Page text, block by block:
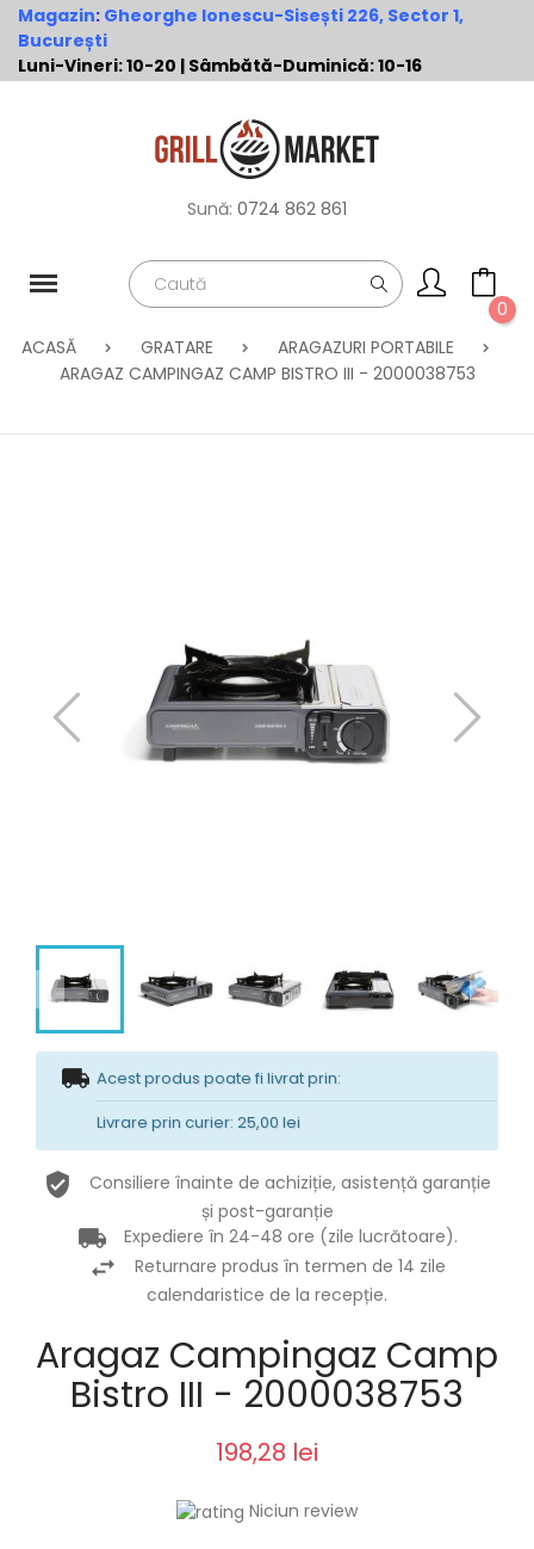
Magazin: Gheorghe Ionescu-Sisești 226, Sector 1,
București
Luni-Vineri: 10-20 | Sâmbătă-Duminică: 10-16
Sună: 0724 862 861
0
ACASĂ
GRATARE
ARAGAZURI PORTABILE
ARAGAZ CAMPINGAZ CAMP BISTRO III - 2000038753
Acest produs poate fi livrat prin:
Livrare prin curier: 25,00 lei
Consiliere înainte de achiziție, asistență garanție
și post-garanție
Expediere în 24-48 ore (zile lucrătoare).
Returnare produs în termen de 14 zile
calendaristice de la recepție.
Aragaz Campingaz Camp
Bistro III - 2000038753
198,28 lei
Niciun review